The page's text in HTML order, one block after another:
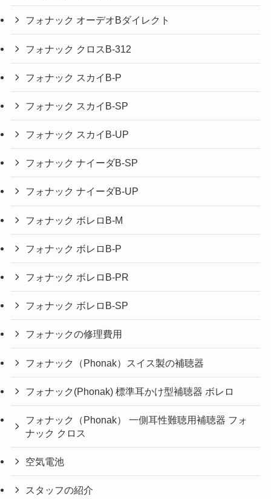
フォナック オーデオBダイレクト
フォナック クロスB-312
フォナック スカイB-P
フォナック スカイB-SP
フォナック スカイB-UP
フォナック ナイーダB-SP
フォナック ナイーダB-UP
フォナック ボレロB-M
フォナック ボレロB-P
フォナック ボレロB-PR
フォナック ボレロB-SP
フォナックの修理費用
フォナック（Phonak）スイス製の補聴器
フォナック(Phonak) 標準耳かけ型補聴器 ボレロ
フォナック（Phonak） 一側耳性難聴用補聴器 フォ
ナック クロス
空気電池
スタッフの紹介